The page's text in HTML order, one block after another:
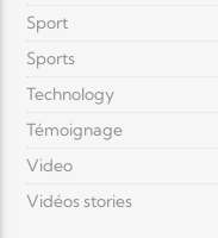
Sport
Sports
Technology
Témoignage
Video
Vidéos stories